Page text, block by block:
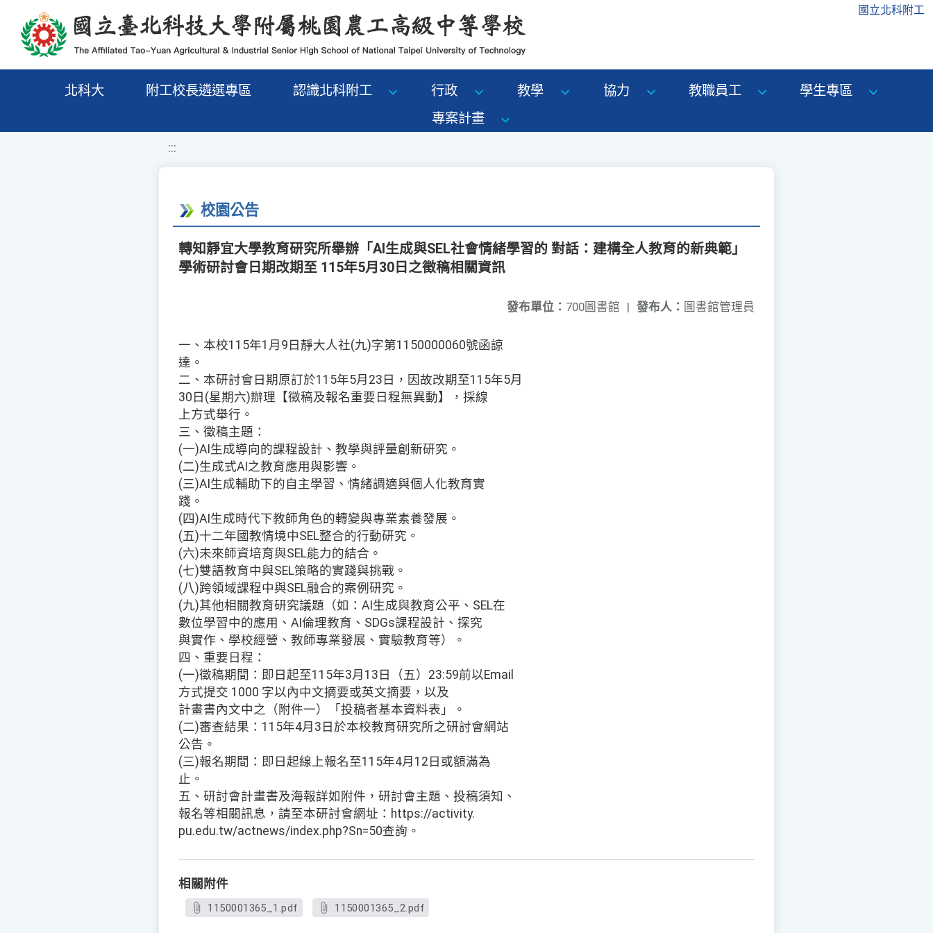
移至網頁之主要內容區位置 國立北科附工
北科大 附工校長遴選專區 認識北科附工 行政 教學 協力 教職員工
學生專區
專案計畫
:::
校園公告
轉知靜宜大學教育研究所舉辦「AI生成與SEL社會情緒學習的 對話：建構全人教育的新典範」
學術研討會日期改期至 115年5月30日之徵稿相關資訊
發布人： 圖書館管理員
發布單位： 700圖書館 |
一、本校115年1月9日靜大人社(九)字第1150000060號函諒
達。
二、本研討會日期原訂於115年5月23日，因故改期至115年5月
30日(星期六)辦理【徵稿及報名重要日程無異動】，採線
上方式舉行。
三、徵稿主題：
(一)AI生成導向的課程設計、教學與評量創新研究。
(二)生成式AI之教育應用與影響。
(三)AI生成輔助下的自主學習、情緒調適與個人化教育實
踐。
(四)AI生成時代下教師角色的轉變與專業素養發展。
(五)十二年國教情境中SEL整合的行動研究。
(六)未來師資培育與SEL能力的結合。
(七)雙語教育中與SEL策略的實踐與挑戰。
(八)跨領域課程中與SEL融合的案例研究。
(九)其他相關教育研究議題（如：AI生成與教育公平、SEL在
數位學習中的應用、AI倫理教育、SDGs課程設計、探究
與實作、學校經營、教師專業發展、實驗教育等）。
四、重要日程：
(一)徵稿期間：即日起至115年3月13日（五）23:59前以Email
方式提交 1000 字以內中文摘要或英文摘要，以及
計畫書內文中之（附件一）「投稿者基本資料表」。
(二)審查結果：115年4月3日於本校教育研究所之研討會網站
公告。
(三)報名期間：即日起線上報名至115年4月12日或額滿為
止。
五、研討會計畫書及海報詳如附件，研討會主題、投稿須知、
報名等相關訊息，請至本研討會網址：https://activity.
pu.edu.tw/actnews/index.php?Sn=50查詢。
相關附件
1150001365_1.pdf 1150001365_2.pdf